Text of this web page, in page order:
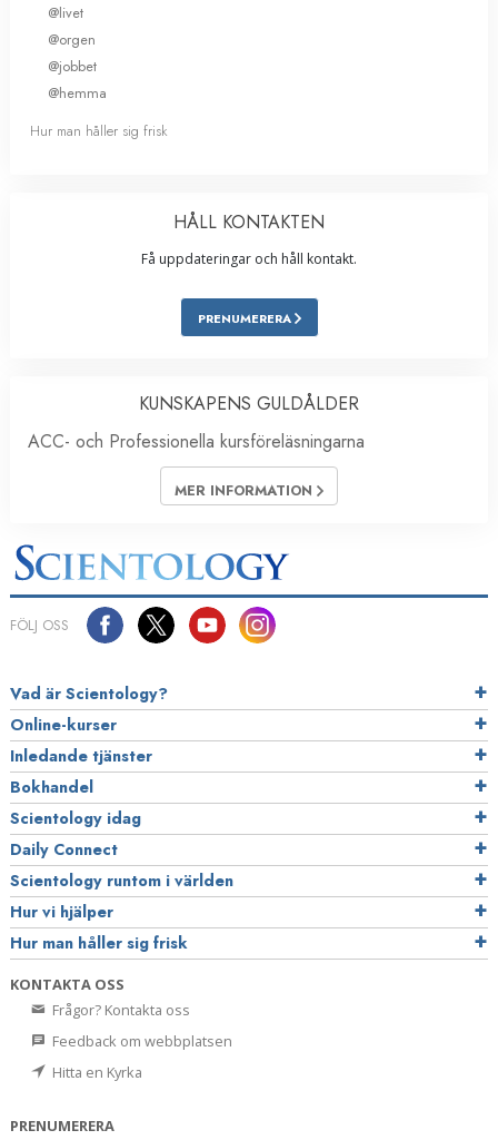
@livet
@orgen
@jobbet
@hemma
Hur man håller sig frisk
HÅLL KONTAKTEN
Få uppdateringar och håll kontakt.
PRENUMERERA
KUNSKAPENS GULDÅLDER
ACC- och Professionella kursföreläsningarna
MER INFORMATION
FÖLJ OSS
Vad är Scientology?
Online-kurser
Inledande tjänster
Bokhandel
Scientology idag
Daily Connect
Scientology runtom i världen
Hur vi hjälper
Hur man håller sig frisk
KONTAKTA OSS
Frågor? Kontakta oss
Feedback om webbplatsen
Hitta en Kyrka
PRENUMERERA